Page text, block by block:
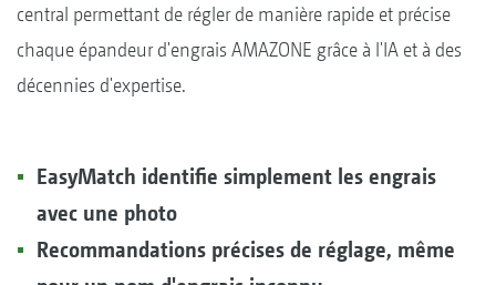
central permettant de régler de manière rapide et précise
chaque épandeur d'engrais AMAZONE grâce à l'IA et à des
décennies d'expertise.
EasyMatch identifie simplement les engrais
avec une photo
Recommandations précises de réglage, même